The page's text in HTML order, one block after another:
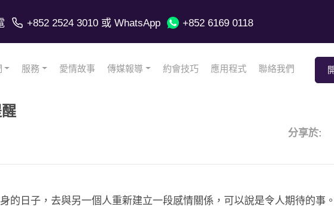
+852 2524 3010或 WhatsApp +852 6169 0118
服務 愛情故事 傳媒報導 約會技巧 應用程式 聯絡我們
分享於:
的日子，去與另一個人重新建立一段感情關係，可以說是令人期待的事。